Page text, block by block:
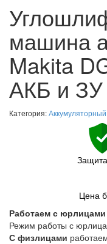
машина
Makita
АКБ и ЗУ
Категория:
Цена
Работаем с
Режим работы с
С физлицами